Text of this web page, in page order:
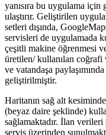
yanısıra bu uygulama
ulaştırır. Geliştirilen
setleri dışında,
servisleri de uygulamada
çeşitli makine öğrenmesi
üretilen/ kullanılan coğrafi
ve vatandaşa
geliştirilmiştir.
Haritanın sağ alt
(beyaz daire şeklinde)
sağlamaktadır. İlan
servis üzerinden